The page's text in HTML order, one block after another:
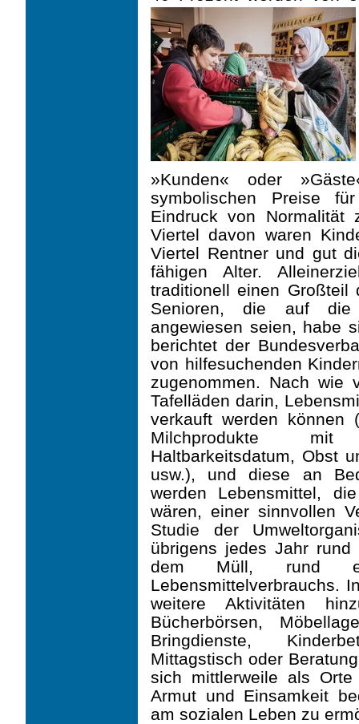
»Kunden« oder
symbolischen Preise
Eindruck von Normalität
Viertel davon waren
Viertel Rentner und gut
fähigen Alter.
traditionell einen
Senioren, die auf die
angewiesen seien, habe
berichtet der
von hilfesuchenden
zugenommen. Nach wie
Tafelläden darin,
verkauft werden können
Milchprodukte mit
Haltbarkeitsdatum, Obst
usw.), und diese an
werden Lebensmittel,
wären, einer sinnvollen
Studie der
übrigens jedes Jahr
dem Müll, rund
Lebensmittelverbrauchs.
weitere Aktivitäten
Bücherbörsen,
Bringdienste,
Mittagstisch oder
sich mittlerweile als
Armut und Einsamkeit
am sozialen Leben zu